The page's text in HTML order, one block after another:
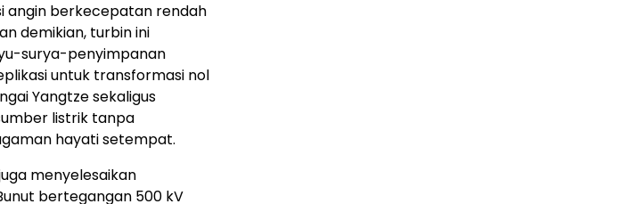
angin berkecepatan rendah
demikian, turbin ini
surya-penyimpanan
untuk transformasi nol
Yangtze sekaligus
listrik tanpa
hayati setempat.
menyelesaikan
bertegangan 500 kV